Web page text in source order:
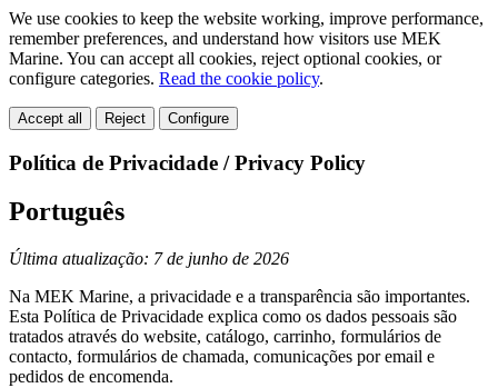
We use cookies to keep the website working, improve performance,
remember preferences, and understand how visitors use MEK
Marine. You can accept all cookies, reject optional cookies, or
configure categories. Read the cookie policy.
Accept all Reject Configure
Política de Privacidade / Privacy Policy
Português
Última atualização: 7 de junho de 2026
Na MEK Marine, a privacidade e a transparência são importantes.
Esta Política de Privacidade explica como os dados pessoais são
tratados através do website, catálogo, carrinho, formulários de
contacto, formulários de chamada, comunicações por email e
pedidos de encomenda.